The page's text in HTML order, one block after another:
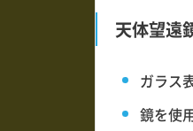
天体望遠
ガラス
鏡を使